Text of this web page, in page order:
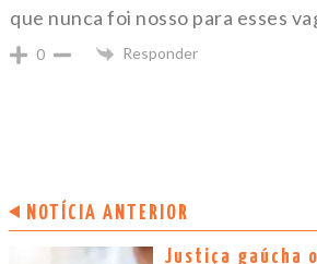
que nunca foi nosso para esses
0 Responder
NOTÍCIA ANTERIOR
Justiça gaúcha